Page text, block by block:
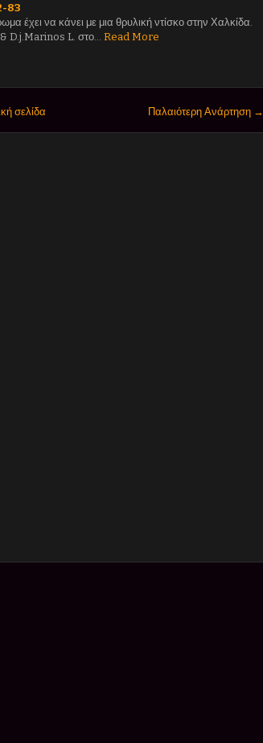
83
έχει να κάνει με μια θρυλική ντίσκο στην Χαλκίδα.
D.j.Marinos L. στο…
Read More
Παλαιότερη Ανάρτηση →
σελίδα